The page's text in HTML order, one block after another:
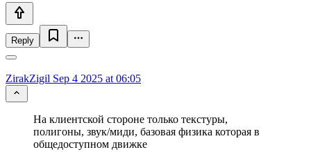
Reply
ZirakZigil Sep 4 2025 at 06:05
На клиентской стороне только текстуры,
полигоны, звук/миди, базовая физика которая в
общедоступном движке